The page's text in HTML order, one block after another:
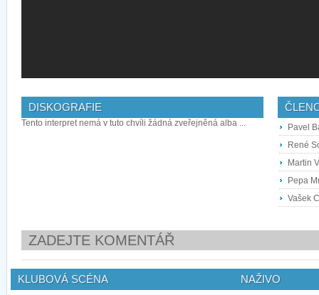
DISKOGRAFIE
Tento interpret nemá v tuto chvíli žádná zveřejněná alba ...
Pavel
René
Martin
Pepa
Vašek
ZADEJTE KOMENTÁŘ
KLUBOVÁ SCÉNA NAŽIVO